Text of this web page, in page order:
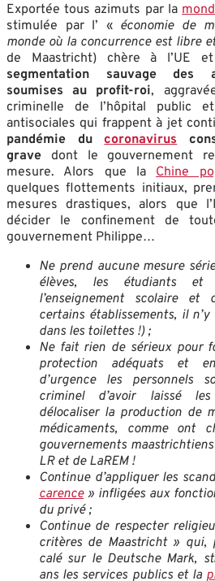
Exportée tous azimuts par la
stimulée par l’ « économie de
monde où la concurrence est libre
de Maastricht) chère à l’UE
segmentation sauvage des
soumises au profit-roi,
criminelle de l’hôpital public
antisociales qui frappent à jet
pandémie ducoronavirus
grave dont le gouvernement
mesure. Alors que la Chine
quelques flottements initiaux,
mesures drastiques, alors que
décider le confinement de
gouvernement Philippe…
Ne prend aucune mesure
élèves, les étudiants et
l’enseignement scolaire et
certains établissements, il
dans les toilettes !) ;
Ne fait rien de sérieux pour
protection adéquats et
d’urgence les personnels
criminel d’avoir laissé
délocaliser la production de
médicaments, comme ont
gouvernements
LR et de LaREM !
Continue d’appliquer les
carence» infligées aux
du privé ;
Continue de respecter
critères de Maastricht » qui,
calé sur le Deutsche Mark,
ans les services publics et la